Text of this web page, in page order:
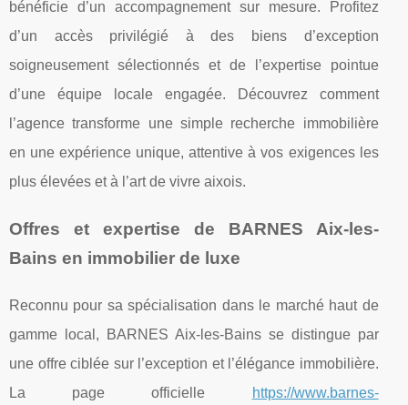
bénéficie d’un accompagnement sur mesure. Profitez
d’un accès privilégié à des biens d’exception
soigneusement sélectionnés et de l’expertise pointue
d’une équipe locale engagée. Découvrez comment
l’agence transforme une simple recherche immobilière
en une expérience unique, attentive à vos exigences les
plus élevées et à l’art de vivre aixois.
Offres et expertise de BARNES Aix-les-
Bains en immobilier de luxe
Reconnu pour sa spécialisation dans le marché haut de
gamme local, BARNES Aix-les-Bains se distingue par
une offre ciblée sur l’exception et l’élégance immobilière.
La page officielle
https://www.barnes-